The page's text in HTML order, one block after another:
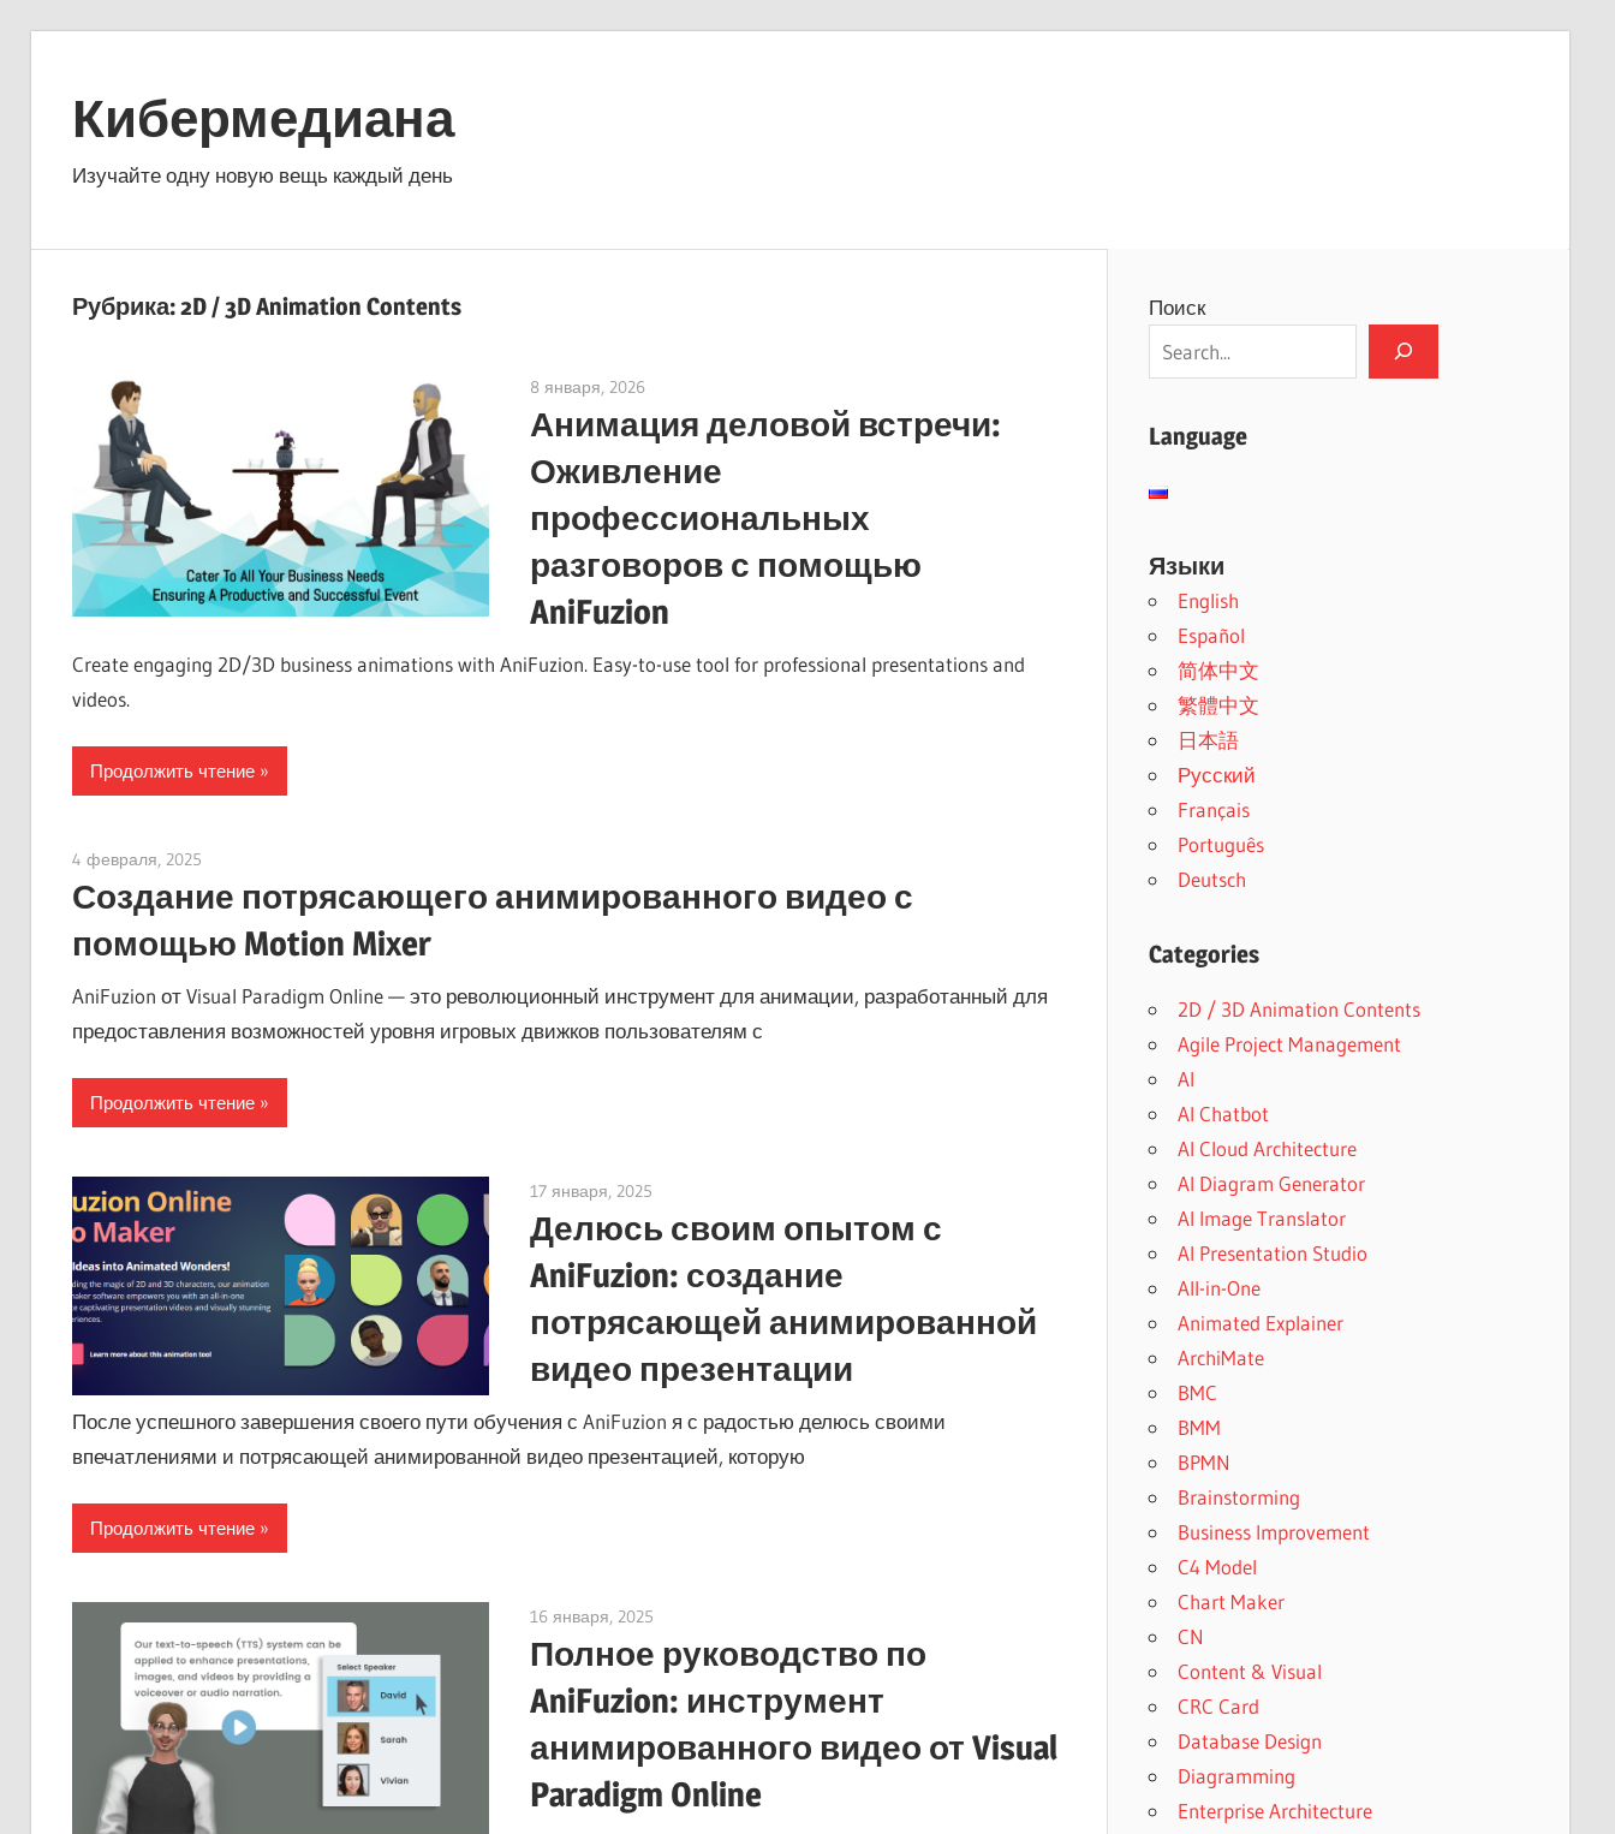
содержимому
Кибермедиана
Изучайте одну новую вещь каждый день
Рубрика:2D / 3D Animation Contents
8 января, 2026
Анимация деловой встречи:
Оживление
профессиональных
разговоров с помощью
AniFuzion
Create engaging 2D/3D business animations with AniFuzion. Easy-to-use tool for professional presentations and
videos.
Продолжить чтение
4 февраля, 2025
Создание потрясающего анимированного видео с
помощью Motion Mixer
AniFuzion от Visual Paradigm Online — это революционный инструмент для анимации, разработанный для
предоставления возможностей уровня игровых движков пользователям с
Продолжить чтение
17 января, 2025
Делюсь своим опытом с
AniFuzion: создание
потрясающей анимированной
видео презентации
После успешного завершения своего пути обучения с AniFuzion я с радостью делюсь своими
впечатлениями и потрясающей анимированной видео презентацией, которую
Продолжить чтение
16 января, 2025
Полное руководство по
AniFuzion: инструмент
анимированного видео от Visual
Paradigm Online
Поиск
Language
Языки
English
Español
简体中文
繁體中文
日本語
Русский
Français
Português
Deutsch
Categories
2D / 3D Animation Contents
Agile Project Management
AI
AI Chatbot
AI Cloud Architecture
AI Diagram Generator
AI Image Translator
AI Presentation Studio
All-in-One
Animated Explainer
ArchiMate
BMC
BMM
BPMN
Brainstorming
Business Improvement
C4 Model
Chart Maker
CN
Content & Visual
CRC Card
Database Design
Diagramming
Enterprise Architecture